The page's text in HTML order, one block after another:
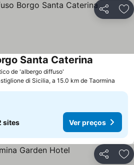
Partilhar
de 'albergo diffuso'
Santa Caterina
di Sicilia, a 15.0 km de Taormina
sites Ver preços
Partilhar